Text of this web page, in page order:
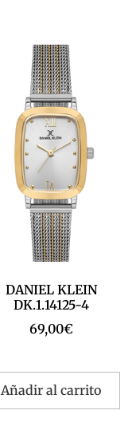
DANIEL KLEIN
DK.1.14125-4
69,00€
Añadir al carrito